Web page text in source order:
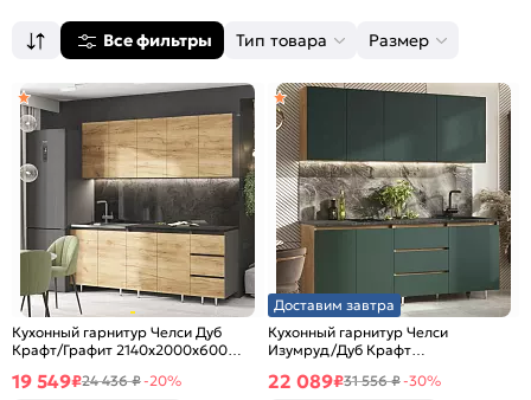
Все фильтры Тип товара Размер
Кухонный гарнитур Челси Дуб
Крафт/Графит 2140x2000x600
19 549₽24 436 ₽-20%
Доставим завтра
Кухонный гарнитур Челси
Изумруд/Дуб Крафт
22 089₽31 556 ₽-30%